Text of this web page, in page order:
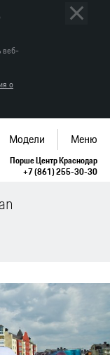
веб-
о
Модели Меню
Порше Центр Краснодар
+7 (861) 255-30-30